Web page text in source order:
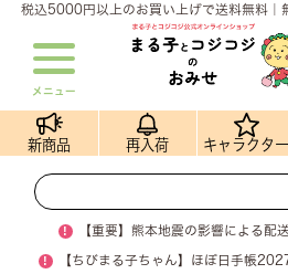
税込5000円以上のお買い上げで送料無料｜
メニュー
新商品 再入荷 キャラクター
! 【重要】熊本地震の影響による配
! 【ちびまる子ちゃん】ほぼ日手帳